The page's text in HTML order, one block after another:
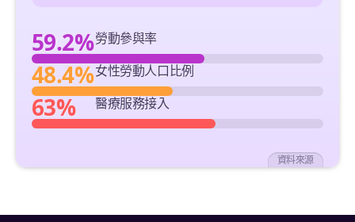
59.2%勞動參與率
48.4%女性勞動人口比例
63% 醫療服務接入
資料來源